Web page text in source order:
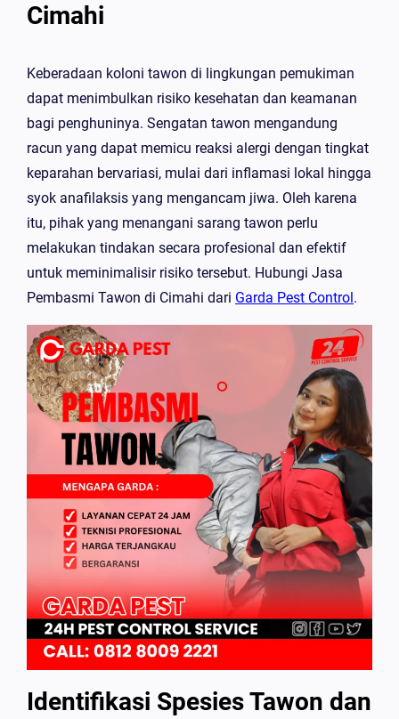
Cimahi
Keberadaan koloni tawon di lingkungan pemukiman
dapat menimbulkan risiko kesehatan dan keamanan
bagi penghuninya. Sengatan tawon mengandung
racun yang dapat memicu reaksi alergi dengan tingkat
keparahan bervariasi, mulai dari inflamasi lokal hingga
syok anafilaksis yang mengancam jiwa. Oleh karena
itu, pihak yang menangani sarang tawon perlu
melakukan tindakan secara profesional dan efektif
untuk meminimalisir risiko tersebut. Hubungi Jasa
Pembasmi Tawon di Cimahi dari Garda Pest Control .
Identifikasi Spesies Tawon dan